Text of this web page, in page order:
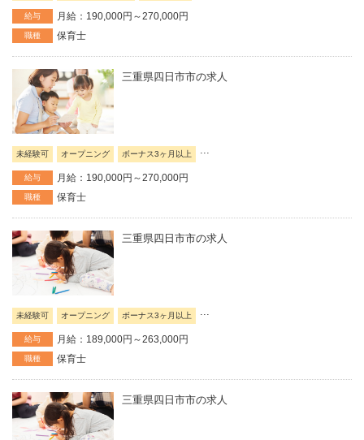
給与 月給：190,000円～270,000円
職種 保育士
三重県四日市市の求人
未経験可 オープニング ボーナス3ヶ月以上
給与 月給：190,000円～270,000円
職種 保育士
三重県四日市市の求人
未経験可 オープニング ボーナス3ヶ月以上 ...
給与 月給：189,000円～263,000円
職種 保育士
三重県四日市市の求人